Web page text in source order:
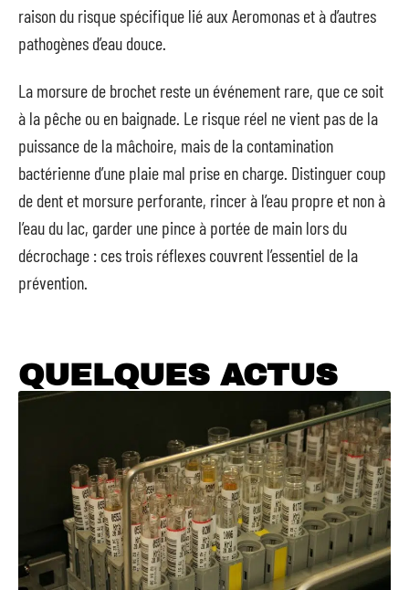
raison du risque spécifique lié aux Aeromonas et à d’autres
pathogènes d’eau douce.
La morsure de brochet reste un événement rare, que ce soit
à la pêche ou en baignade. Le risque réel ne vient pas de la
puissance de la mâchoire, mais de la contamination
bactérienne d’une plaie mal prise en charge. Distinguer coup
de dent et morsure perforante, rincer à l’eau propre et non à
l’eau du lac, garder une pince à portée de main lors du
décrochage : ces trois réflexes couvrent l’essentiel de la
prévention.
QUELQUES ACTUS